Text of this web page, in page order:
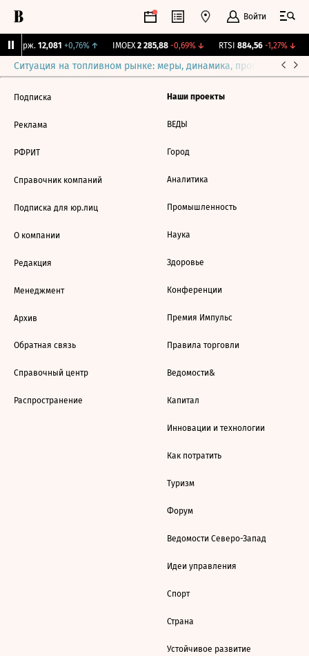
Войти
Бирж. 12,081 +0,76%↑ IMOEX 2 285,88 -0,69%↓ RTSI 884,56 -1,27%↓
Ситуация на топливном рынке: меры, динамика, прогнозы
Подписка
Реклама
РФРИТ
Справочник компаний
Подписка для юр.лиц
О компании
Редакция
Менеджмент
Архив
Обратная связь
Справочный центр
Распространение
Наши проекты
ВЕДЫ
Город
Аналитика
Промышленность
Наука
Здоровье
Конференции
Премия Импульс
Правила торговли
Ведомости&
Капитал
Инновации и технологии
Как потратить
Туризм
Форум
Ведомости Северо-Запад
Идеи управления
Спорт
Страна
Устойчивое развитие